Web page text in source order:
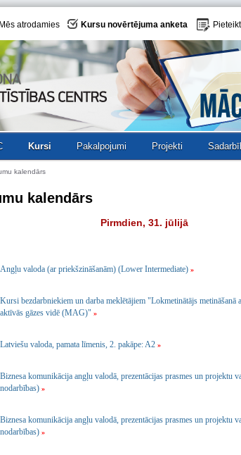
Mēs atrodamies Kursu novērtējuma anketa
Kursi Pakalpojumi Projekti
kalendārs
kalendārs
Pirmdien, 31. jūlijā
Angļu valoda (ar priekšzināšanām) (Lower Intermediate) »
Kursi bezdarbniekiem un darba meklētājiem "Lokmetinātājs metināšanā
aktīvās gāzes vidē (MAG)" »
Latviešu valoda, pamata līmenis, 2. pakāpe: A2 »
Biznesa komunikācija angļu valodā, prezentācijas prasmes un projektu
nodarbības) »
Biznesa komunikācija angļu valodā, prezentācijas prasmes un projektu
nodarbības) »